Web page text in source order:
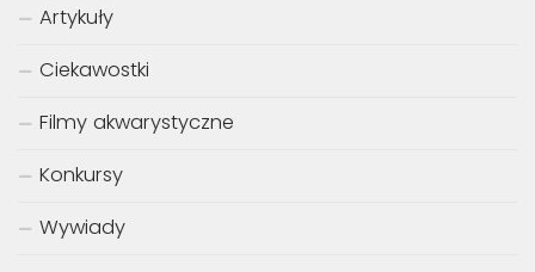
Artykuły
Ciekawostki
Filmy akwarystyczne
Konkursy
Wywiady